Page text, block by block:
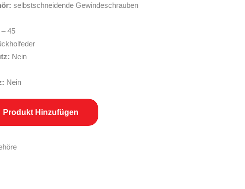
selbstschneidende Gewindeschrauben
– 45
Nein
Nein
GEHRUNG - auf Rosette WC, rund, Edelstahl schwarz quantity
Produkt Hinzufügen